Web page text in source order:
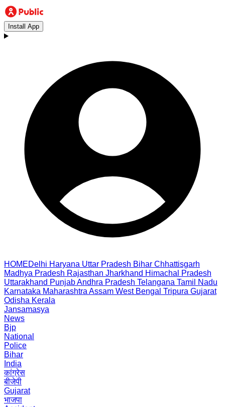
Install App
HOMEDelhi Haryana Uttar Pradesh Bihar Chhattisgarh
Madhya Pradesh Rajasthan Jharkhand Himachal Pradesh
Uttarakhand PunjabAndhra Pradesh Telangana Tamil Nadu
Karnataka Maharashtra Assam West Bengal Tripura Gujarat
Odisha Kerala
Jansamasya
News
Bjp
National
Police
Bihar
India
कांग्रेस
बीजेपी
Gujarat
भाजपा